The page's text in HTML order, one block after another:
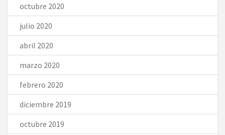
octubre 2020
julio 2020
abril 2020
marzo 2020
febrero 2020
diciembre 2019
octubre 2019